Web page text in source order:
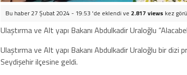
Bu haber 27 Şubat 2024 - 19:53 'de eklendi ve 2.817 views kez
Ulaştırma ve Alt yapı Bakanı Abdulkadir Uraloğlu
Ulaştırma ve Alt yapı Bakanı Abdulkadir Uraloğlu bir dizi
Seydişehir ilçesine geldi.